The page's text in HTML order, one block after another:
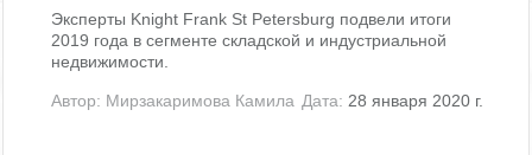
Эксперты Knight Frank St Petersburg подвели итоги
2019 года в сегменте складской и индустриальной
недвижимости.
Автор: Мирзакаримова Камила Дата: 28 января 2020 г.